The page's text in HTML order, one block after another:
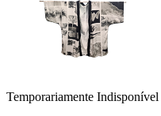
Temporariamente Indisponível